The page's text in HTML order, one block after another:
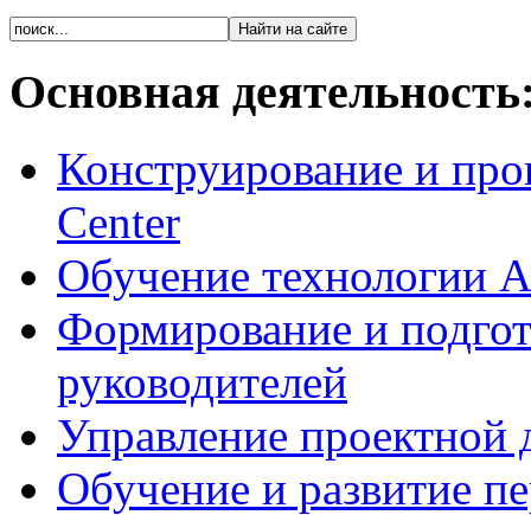
Основная
Конструирование и
Center
Обучение технологии
Формирование и
руководителей
Управление проектной
Обучение и развитие